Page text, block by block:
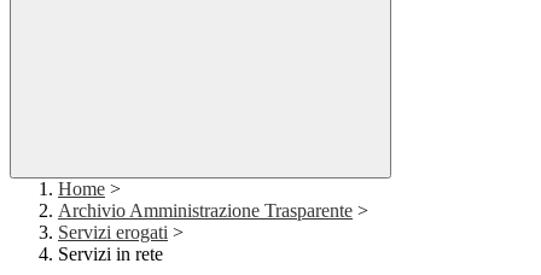
Home >
Archivio Amministrazione Trasparente >
Servizi erogati >
Servizi in rete